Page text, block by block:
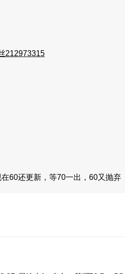
212973315
60还更新，等70一出，60又抛弃